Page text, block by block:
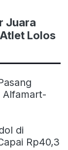
Juara
Lolos
Alfamart-
di
Rp40,3